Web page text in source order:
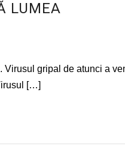
LUMEA
gripal de atunci a
[…]